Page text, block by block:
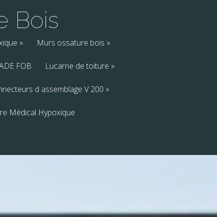
Bois
» Murs ossature bois »
FOB Lucarne de toiture »
d assemblage V 200 »
Médical Hypoxique